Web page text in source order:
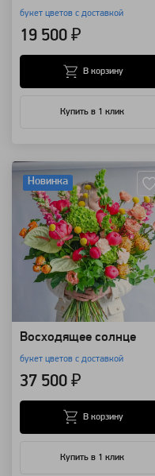
букет цветов с доставкой
19 500 ₽
Купить в 1 клик
В корзину
Новинка
Восходящее солнце
букет цветов с доставкой
37 500 ₽
Купить в 1 клик
В корзину